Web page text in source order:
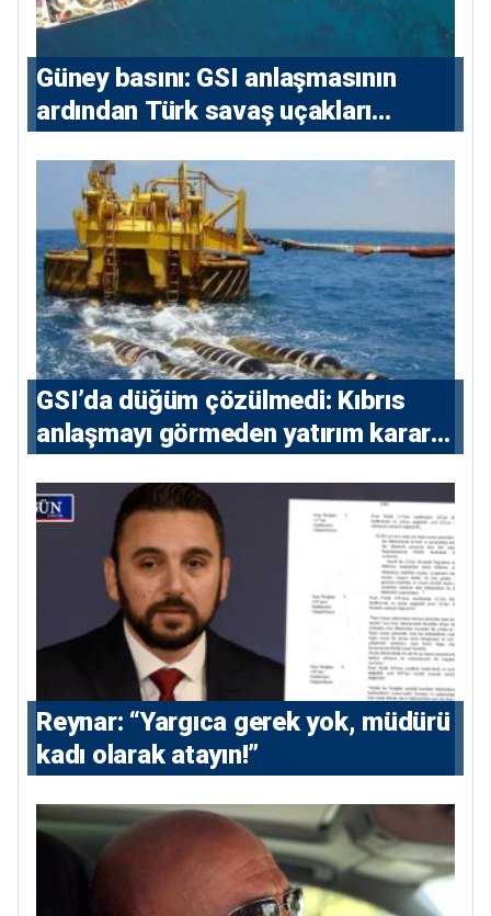
Güney basını: ⁠GSI anlaşmasının
ardından Türk savaş uçakları
GSI’da düğüm çözülmedi: Kıbrıs
anlaşmayı görmeden yatırım kararı
Reynar: “Yargıca gerek yok, müdürü
kadı olarak atayın!”